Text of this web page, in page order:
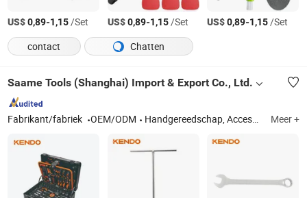
US$0,89-1,15/Set US$0,89-1,15/Set US$0,89-1,15/Set
contact
Chatten
Saame Tools (Shanghai) Import & Export Co., Ltd.
Fabrikant/fabriek OEM/ODM Handgereedschap, Accessoire voor elektrische gereedschappen, Gereedschapsset, Moersleutel, Tang, Schroevendraaier, Boor, Mes, Rolmaat Meer +